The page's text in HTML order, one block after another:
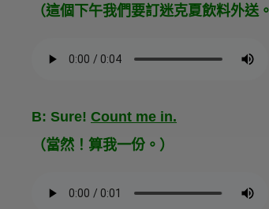
（這個下午我們要訂迷克夏飲料外送
B: Sure! Count me in.
（當然！算我一份。）